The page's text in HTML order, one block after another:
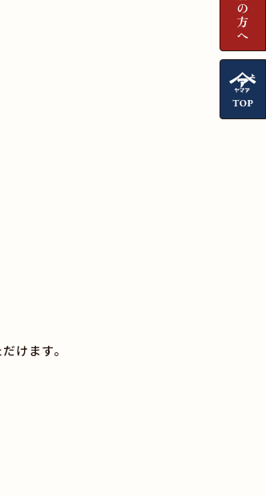
けます。